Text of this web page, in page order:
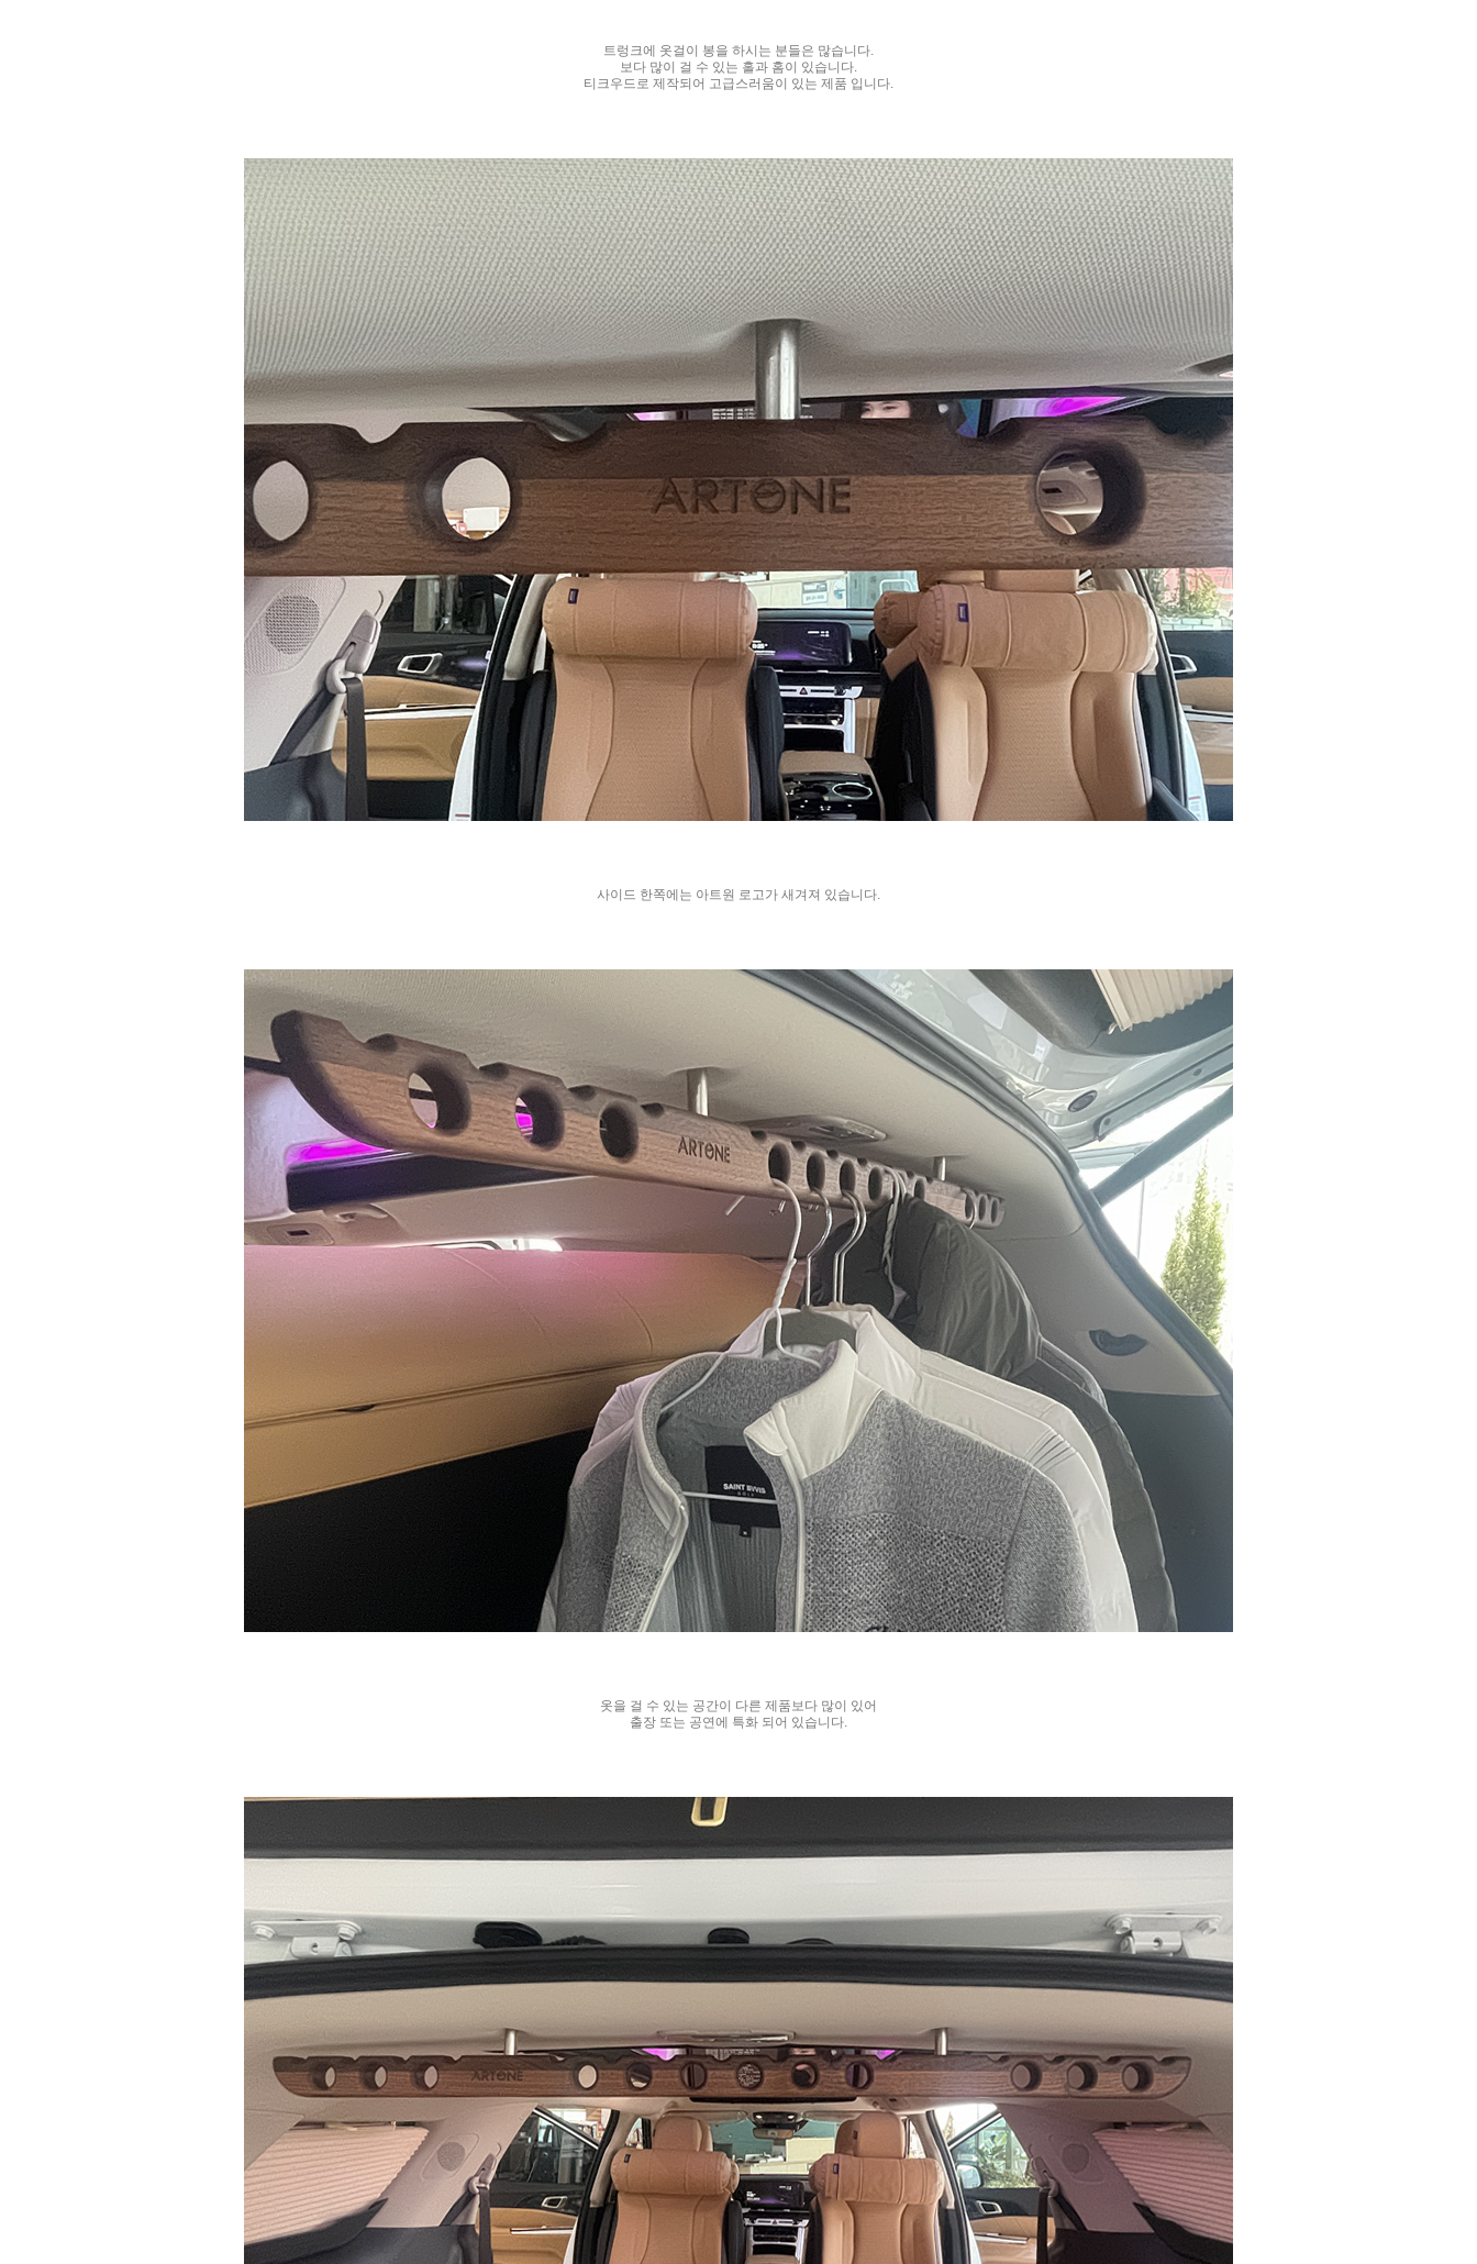
트렁크에 옷걸이 봉을 하시는 분들은 많습니다.
보다 많이 걸 수 있는 홀과 홈이 있습니다.
티크우드로 제작되어 고급스러움이 있는 제품 입니다.
사이드 한쪽에는 아트원 로고가 새겨져 있습니다.
옷을 걸 수 있는 공간이 다른 제품보다 많이 있어
출장 또는 공연에 특화 되어 있습니다.